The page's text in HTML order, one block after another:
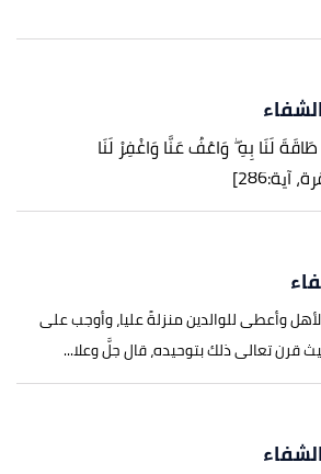
طَاقَةَ لَنَا بِهِ ۖ وَاعْفُ عَنَّا وَاغْفِرْ لَنَا
آية:286]
وأعطى للوالدين منزلةً عليا، وأوجب على
قرن تعالى ذلك بتوحيده، قال جلَّ وعلا...